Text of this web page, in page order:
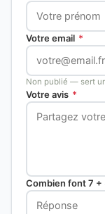
Votre email *
Non publié — sert
Votre avis *
Combien font 7 +